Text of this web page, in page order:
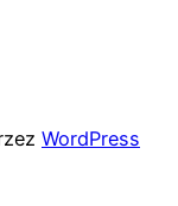
WordPress